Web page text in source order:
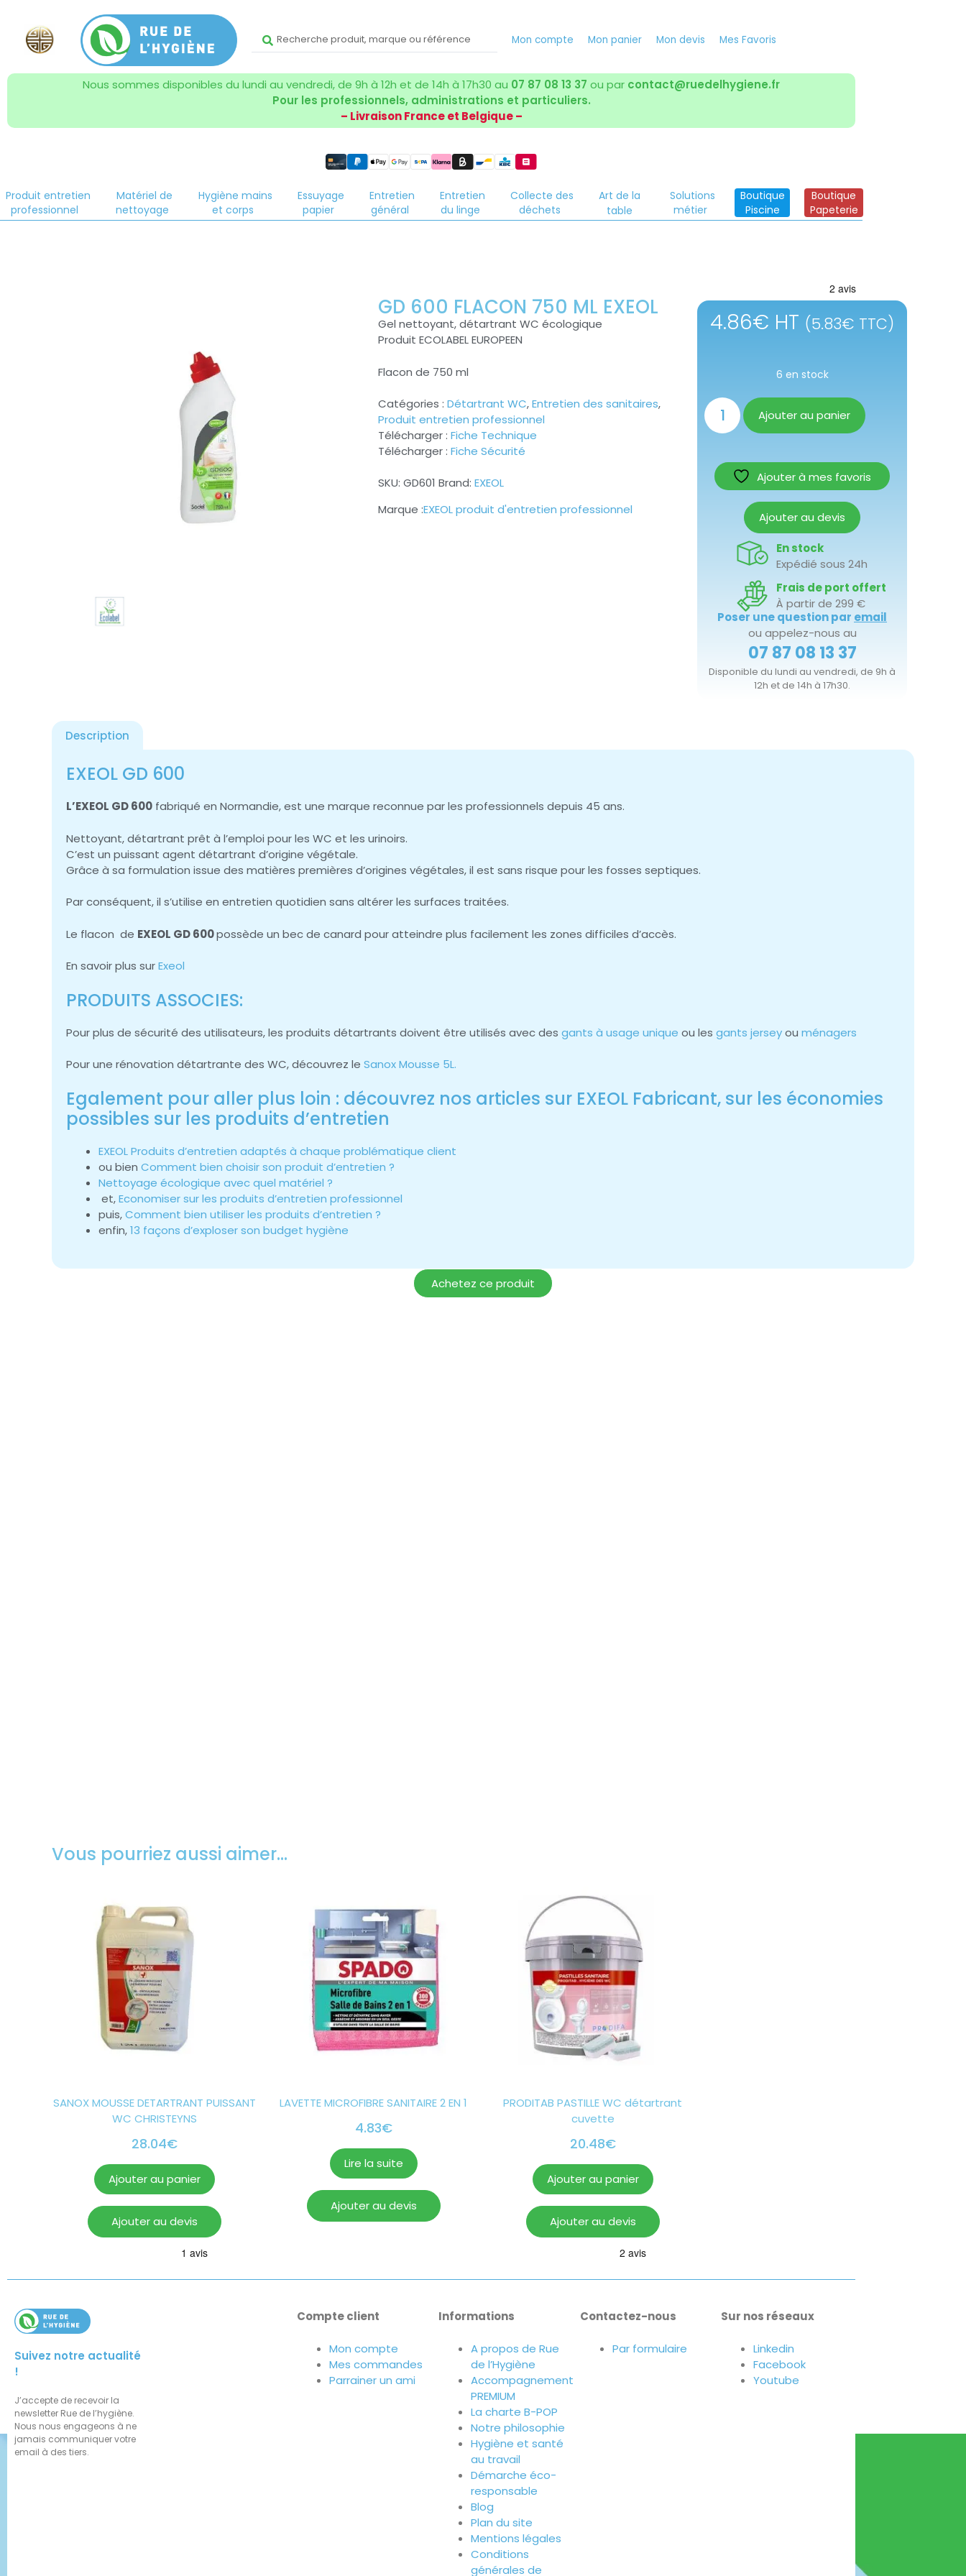
Mon compte Mon panier Mon devis Mes Favoris
Nous sommes disponibles du lundi au vendredi, de 9h à 12h et de 14h à 17h30 au 07 87 08 13 37 ou par contact@ruedelhygiene.fr
Pour les professionnels, administrations et particuliers.
– Livraison France et Belgique –
Produit entretien
professionnel
Matériel de
nettoyage
Hygiène mains
et corps
Essuyage
papier
Entretien
général
Entretien
du linge
Collecte des
déchets
Art de la
table
Solutions
métier
Boutique
Piscine
Boutique
Papeterie
GD 600 FLACON 750 ML EXEOL
Gel nettoyant, détartrant WC écologique
Produit ECOLABEL EUROPEEN
Flacon de 750 ml
Catégories : Détartrant WC,Entretien des sanitaires,
Produit entretien professionnel
Télécharger : Fiche Technique
Télécharger : Fiche Sécurité
SKU: GD601 Brand: EXEOL
EXEOL produit d'entretien professionnel
4.86€ HT (5.83€ TTC)
6 en stock
Ajouter au panier
Ajouter à mes favoris
Ajouter au devis
En stock
Expédié sous 24h
Frais de port offert
À partir de 299 €
Poser une question par email
ou appelez-nous au
07 87 08 13 37
Disponible du lundi au vendredi, de 9h à
12h et de 14h à 17h30.
Description
EXEOL GD 600
L’EXEOL GD 600 fabriqué en Normandie, est une marque reconnue par les professionnels depuis 45 ans.
Nettoyant, détartrant prêt à l’emploi pour les WC et les urinoirs.
C’est un puissant agent détartrant d’origine végétale.
Grâce à sa formulation issue des matières premières d’origines végétales, il est sans risque pour les fosses septiques.
Par conséquent, il s’utilise en entretien quotidien sans altérer les surfaces traitées.
Le flacon de EXEOL GD 600possède un bec de canard pour atteindre plus facilement les zones difficiles d’accès.
En savoir plus surExeol
PRODUITS ASSOCIES:
Pour plus de sécurité des utilisateurs, les produits détartrants doivent être utilisés avec des gants à usage unique ou les gants jerseyou ménagers
Pour une rénovation détartrante des WC, découvrez le Sanox Mousse 5L.
Egalement pour aller plus loin : découvrez nos articles sur EXEOL Fabricant, sur les économies
possibles sur les produits d’entretien
EXEOL Produits d’entretien adaptés à chaque problématique client
ou bien Comment bien choisir son produit d’entretien ?
Nettoyage écologique avec quel matériel ?
et,Economiser sur les produits d’entretien professionnel
puis,Comment bien utiliser les produits d’entretien ?
enfin,13 façons d’exploser son budget hygiène
Achetez ce produit
Vous pourriez aussi aimer…
SANOX MOUSSE DETARTRANT PUISSANT
WC CHRISTEYNS
28.04€
Ajouter au panier
Ajouter au devis
LAVETTE MICROFIBRE SANITAIRE 2 EN 1
4.83€
Lire la suite
Ajouter au devis
PRODITAB PASTILLE WC détartrant
cuvette
20.48€
Ajouter au panier
Ajouter au devis
Suivez notre actualité
!
J’accepte de recevoir la
newsletter Rue de l’hygiène.
Nous nous engageons à ne
jamais communiquer votre
email à des tiers.
Compte client
Mon compte
Mes commandes
Parrainer un ami
Informations
A propos de Rue
de l’Hygiène
Accompagnement
PREMIUM
La charte B-POP
Notre philosophie
Hygiène et santé
au travail
Démarche éco-
responsable
Blog
Plan du site
Mentions légales
Conditions
générales de
Contactez-nous
Par formulaire
Sur nos réseaux
Linkedin
Facebook
Youtube